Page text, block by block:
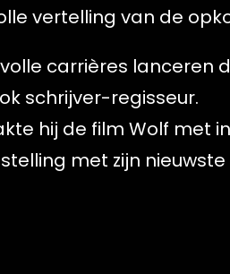
vertelling van de
carrières lanceren
schrijver-regisseur.
hij de film Wolf met
met zijn nieuwste